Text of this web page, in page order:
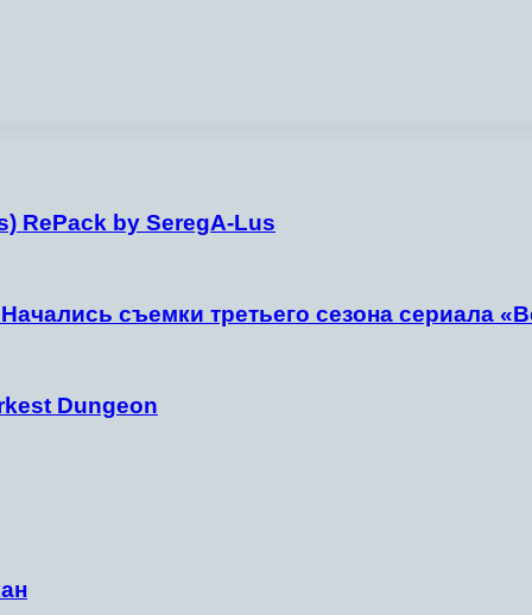
RePack by SeregA-Lus
съемки третьего сезона сериала
Dungeon